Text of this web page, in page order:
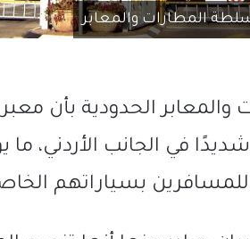
المطارات والمعابر
الحدودية بأن معبر
في الجانب الأردني،
للمسافرين بسياراتهم